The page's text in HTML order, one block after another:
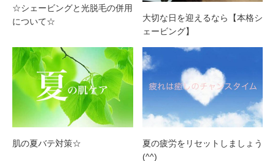
☆シェービングと光脱毛の併用
について☆
大切な日を迎えるなら【本格シ
ェービング】
肌の夏バテ対策☆
夏の疲労をリセットしましょう
(^^)